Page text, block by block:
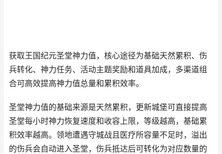
获取王国纪元圣堂神力值，核心途径为基础天然累积、伤
兵转化、神力任务、活动主题奖励和道具加成，多渠道组
合可高效提高神力值总量和累积效率。
圣堂神力值的基础来源是天然累积，更新城堡可直接提高
圣堂每小时神力恢复速度和收容上限，等级越高，基础累
积效率越高。领地遭遇守城战且医疗所容量不足时，溢出
的伤兵会自动进入圣堂，伤兵抵达后可转化为对应数量的